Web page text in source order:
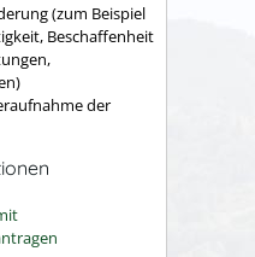
(zum Beispiel
Beschaffenheit
der